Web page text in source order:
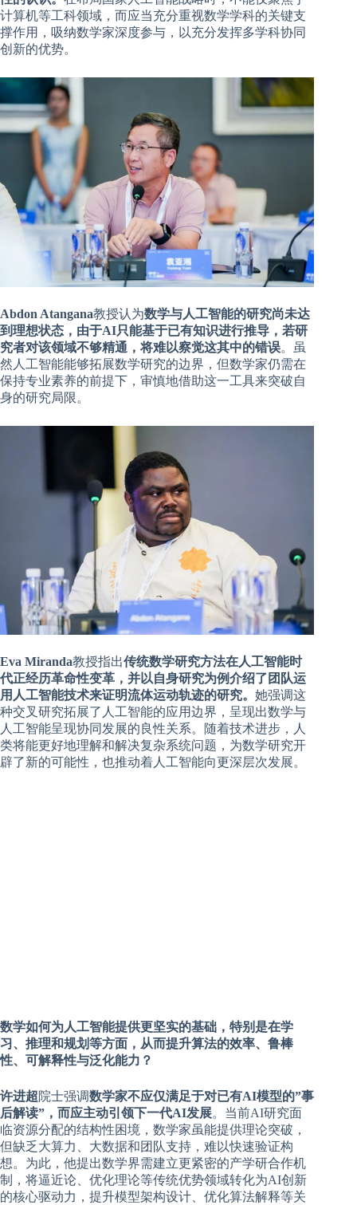
计算机等工科领域，而应当充分重视数学学科的关键支
撑作用，吸纳数学家深度参与，以充分发挥多学科协同
创新的优势。
Abdon Atangana教授认为数学与人工智能的研究尚未达
到理想状态，由于AI只能基于已有知识进行推导，若研
究者对该领域不够精通，将难以察觉这其中的错误。虽
然人工智能能够拓展数学研究的边界，但数学家仍需在
保持专业素养的前提下，审慎地借助这一工具来突破自
身的研究局限。
Eva Miranda教授指出传统数学研究方法在人工智能时
代正经历革命性变革，并以自身研究为例介绍了团队运
用人工智能技术来证明流体运动轨迹的研究。 她强调这
种交叉研究拓展了人工智能的应用边界，呈现出数学与
人工智能呈现协同发展的良性关系。随着技术进步，人
类将能更好地理解和解决复杂系统问题，为数学研究开
辟了新的可能性，也推动着人工智能向更深层次发展。
数学如何为人工智能提供更坚实的基础，特别是在学
习、推理和规划等方面，从而提升算法的效率、鲁棒
性、可解释性与泛化能力？
许进超院士强调数学家不应仅满足于对已有AI模型的”事
后解读”，而应主动引领下一代AI发展。当前AI研究面
临资源分配的结构性困境，数学家虽能提供理论突破，
但缺乏大算力、大数据和团队支持，难以快速验证构
想。为此，他提出数学界需建立更紧密的产学研合作机
制，将逼近论、优化理论等传统优势领域转化为AI创新
的核心驱动力，提升模型架构设计、优化算法解释等关